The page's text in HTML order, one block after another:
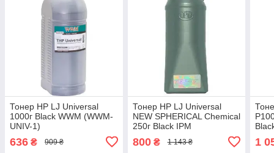
Тонер HP LJ Universal
1000г Black WWM (WWM-
UNIV-1)
636 ₴ 909 ₴
Тонер HP LJ Universal
NEW SPHERICAL Chemical
250г Black IPM
800₴ 1 143 ₴ 1